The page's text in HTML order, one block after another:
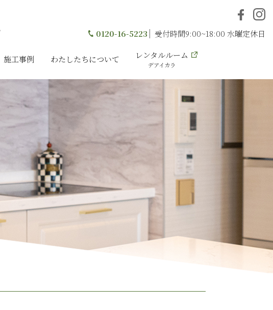
0120-16-5223 受付時間9:00~18:00 水曜定休日
施工事例 わたしたちについて レンタルルーム
デアイカラ